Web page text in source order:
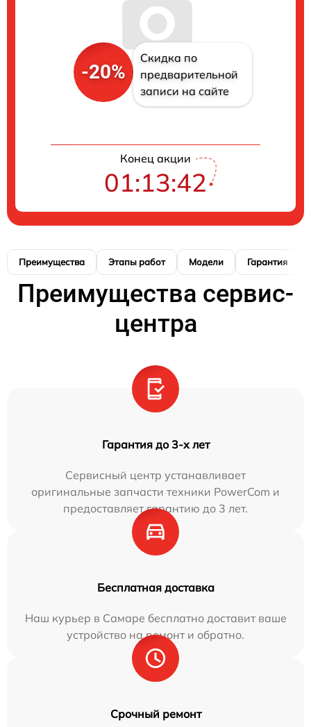
-20%
Скидка по
предварительной
записи на сайте
Конец акции
01:13:41
Преимущества Этапы работ Модели Гарантия
Преимущества сервис-
центра
Гарантия до 3-х лет
Сервисный центр устанавливает
оригинальные запчасти техники PowerCom и
предоставляет гарантию до 3 лет.
Бесплатная доставка
Наш курьер в Самаре бесплатно доставит ваше
устройство на ремонт и обратно.
Срочный ремонт